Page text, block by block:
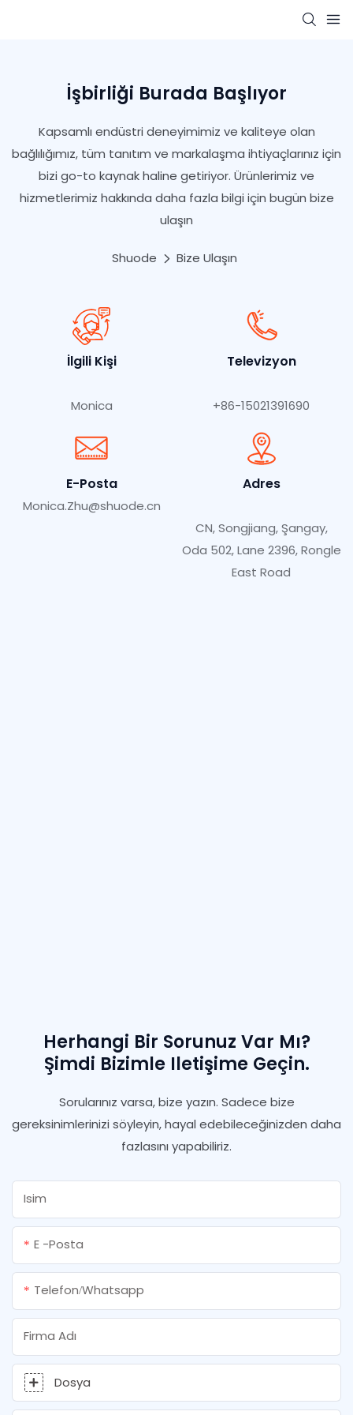
İşbirliği Burada Başlıyor
Kapsamlı endüstri deneyimimiz ve kaliteye olan
bağlılığımız, tüm tanıtım ve markalaşma ihtiyaçlarınız için
bizi go-to kaynak haline getiriyor. Ürünlerimiz ve
hizmetlerimiz hakkında daha fazla bilgi için bugün bize
ulaşın
Shuode Bize Ulaşın
İlgili Kişi
Monica
Televizyon
+86-15021391690
E-Posta
Monica.Zhu@shuode.cn
Adres
CN, Songjiang, Şangay,
Oda 502, Lane 2396, Rongle
East Road
Herhangi Bir Sorunuz Var Mı?
Şimdi Bizimle Iletişime Geçin.
Sorularınız varsa, bize yazın. Sadece bize
gereksinimlerinizi söyleyin, hayal edebileceğinizden daha
fazlasını yapabiliriz.
Isim
E -posta
Telefon/whatsapp
Firma Adı
Dosya